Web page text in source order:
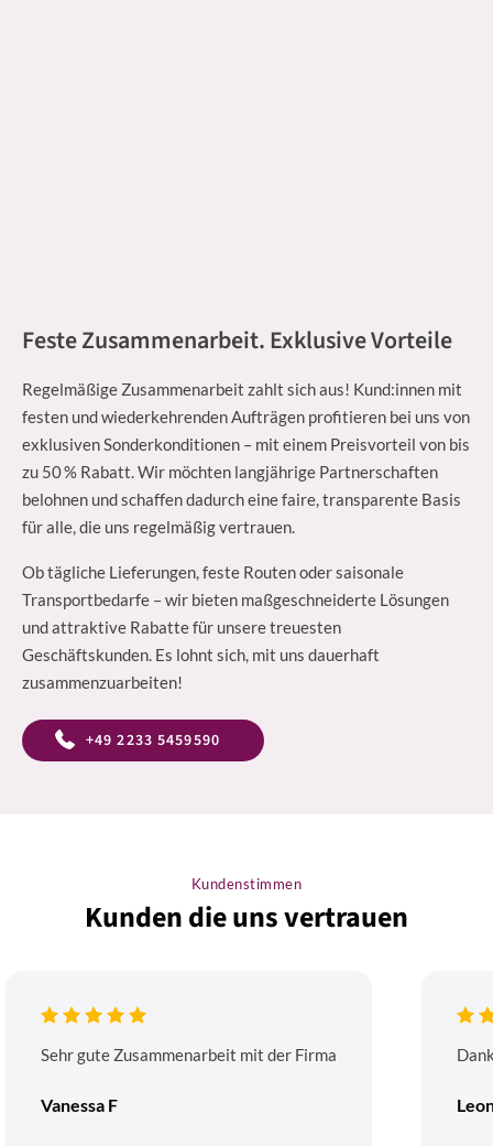
Feste Zusammenarbeit. Exklusive Vorteile
Regelmäßige Zusammenarbeit zahlt sich aus! Kund:innen mit
festen und wiederkehrenden Aufträgen profitieren bei uns von
exklusiven Sonderkonditionen – mit einem Preisvorteil von bis
zu 50 % Rabatt. Wir möchten langjährige Partnerschaften
belohnen und schaffen dadurch eine faire, transparente Basis
für alle, die uns regelmäßig vertrauen.
Ob tägliche Lieferungen, feste Routen oder saisonale
Transportbedarfe – wir bieten maßgeschneiderte Lösungen
und attraktive Rabatte für unsere treuesten
Geschäftskunden. Es lohnt sich, mit uns dauerhaft
zusammenzuarbeiten!
+49 2233 5459590
Kundenstimmen
Kunden die uns vertrauen
Sehr gute Zusammenarbeit mit der Firma
Vanessa F